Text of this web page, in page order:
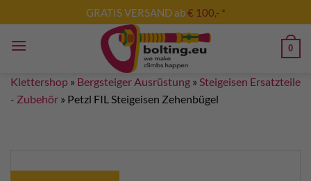
Inhalt
springen
GRATIS VERSAND ab€ 100,- *
0
Klettershop » Bergsteiger Ausrüstung » Steigeisen Ersatzteile
- Zubehör » Petzl FIL Steigeisen Zehenbügel